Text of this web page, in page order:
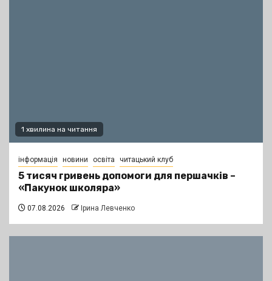
1 хвилина на читання
інформація новини освіта читацький клуб
5 тисяч гривень допомоги для першачків –
«Пакунок школяра»
07.08.2026 Ірина Левченко